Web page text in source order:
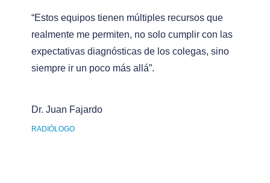
“Estos equipos tienen múltiples recursos que
realmente me permiten, no solo cumplir con las
expectativas diagnósticas de los colegas, sino
siempre ir un poco más allá”.
Dr. Juan Fajardo
RADIÓLOGO